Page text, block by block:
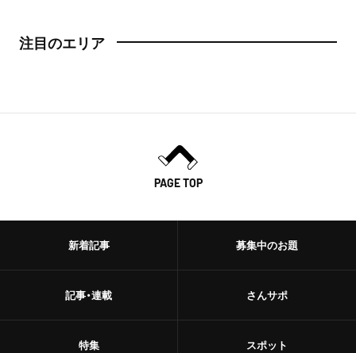
注目のエリア
PAGE TOP
新着記事
記事・連載
特集
募集中のお題
さんサポ
スポット